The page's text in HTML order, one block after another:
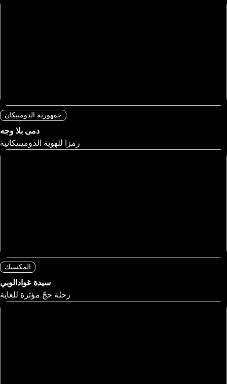
جمهورية الدومنيكان
دمى بلا وجه
رمزا للهوية الدومينيكانية
المكسيك
سيدة غوادالوبي
رحلة حجّ مؤثرة للغاية